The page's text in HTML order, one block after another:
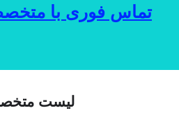
تماس فوری با
لیست